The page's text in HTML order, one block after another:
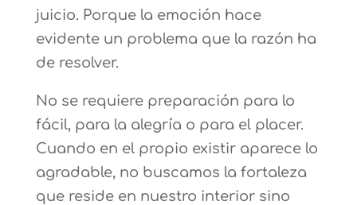
juicio. Porque la emoción hace
evidente un problema que la razón ha
de resolver.
No se requiere preparación para lo
fácil, para la alegría o para el placer.
Cuando en el propio existir aparece lo
agradable, no buscamos la fortaleza
que reside en nuestro interior sino